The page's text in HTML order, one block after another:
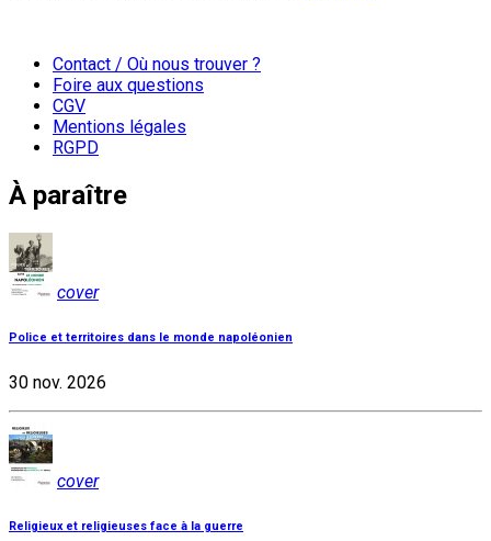
Contact / Où nous trouver ?
Foire aux questions
CGV
Mentions légales
RGPD
À paraître
cover
Police et territoires dans le monde napoléonien
30 nov. 2026
cover
Religieux et religieuses face à la guerre